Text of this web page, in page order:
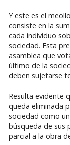
Y este es el
consiste en la
cada individuo
sociedad. Esta
asamblea que
último de la
deben sujetarse
Resulta evidente
queda eliminada
sociedad como
búsqueda de sus
parcial a la obra